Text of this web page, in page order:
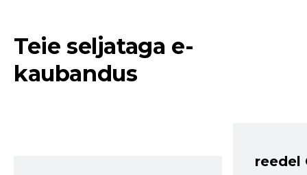
Teie seljataga e-
kaubandus
reedel